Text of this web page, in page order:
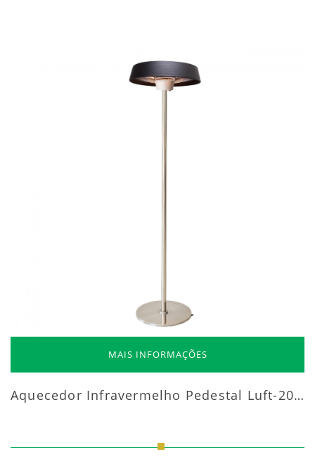
MAIS INFORMAÇÕES
Aquecedor Infravermelho Pedestal Luft-20000